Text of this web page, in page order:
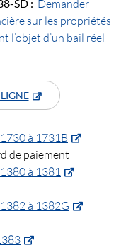
SD : Demander
sur les propriétés
l’objet d’un bail réel
à 1731B
de paiement
à 1381
à 1382G